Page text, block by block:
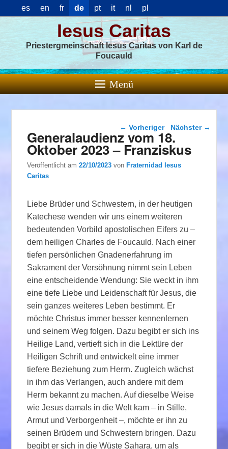
es en fr de pt it nl pl
Iesus Caritas
Priestergmeinschaft Iesus Caritas von Karl de
Foucauld
Menü
Beitragsnavigation
← Vorheriger Nächster →
Generalaudienz vom 18.
Oktober 2023 – Franziskus
Veröffentlicht am22/10/2023 vonFraternidad Iesus
Caritas
Liebe Brüder und Schwestern, in der heutigen
Katechese wenden wir uns einem weiteren
bedeutenden Vorbild apostolischen Eifers zu –
dem heiligen Charles de Foucauld. Nach einer
tiefen persönlichen Gnadenerfahrung im
Sakrament der Versöhnung nimmt sein Leben
eine entscheidende Wendung: Sie weckt in ihm
eine tiefe Liebe und Leidenschaft für Jesus, die
sein ganzes weiteres Leben bestimmt. Er
möchte Christus immer besser kennenlernen
und seinem Weg folgen. Dazu begibt er sich ins
Heilige Land, vertieft sich in die Lektüre der
Heiligen Schrift und entwickelt eine immer
tiefere Beziehung zum Herrn. Zugleich wächst
in ihm das Verlangen, auch andere mit dem
Herrn bekannt zu machen. Auf dieselbe Weise
wie Jesus damals in die Welt kam – in Stille,
Armut und Verborgenheit –, möchte er ihn zu
seinen Brüdern und Schwestern bringen. Dazu
begibt er sich in die Wüste Sahara, um als